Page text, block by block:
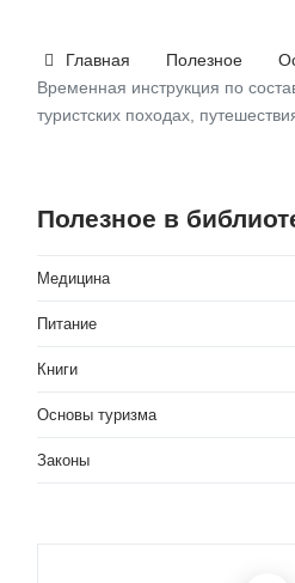
Главная Полезное
Временная инструкция по
туристских походах,
Полезное в
Медицина
Питание
Книги
Основы туризма
Законы